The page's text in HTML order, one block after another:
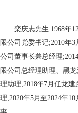
栾庆志先生:1968年
限公司党委书记;2010年
公司董事长兼总经理
限公司总经理助理、黑
理助理;2018年7月任龙
理;2020年5月至2024年